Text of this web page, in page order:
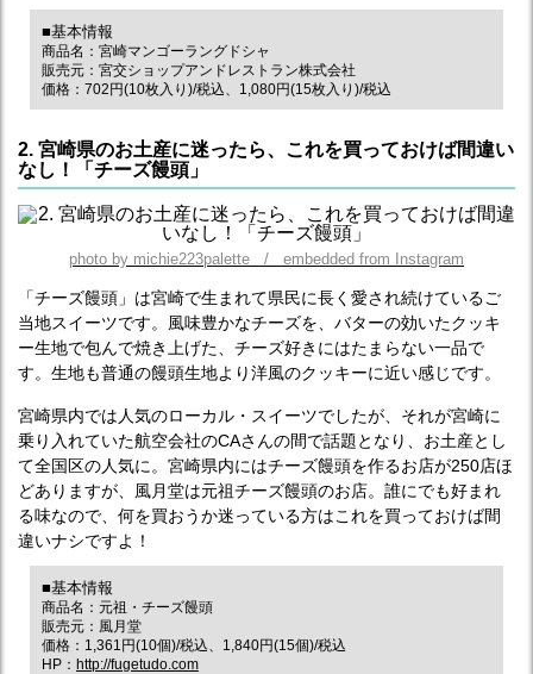
■基本情報
商品名：宮崎マンゴーラングドシャ
販売元：宮交ショップアンドレストラン株式会社
価格：702円(10枚入り)/税込、1,080円(15枚入り)/税込
2. 宮崎県のお土産に迷ったら、これを買っておけば間違い
なし！「チーズ饅頭」
photo by michie223palette / embedded from Instagram
「チーズ饅頭」は宮崎で生まれて県民に長く愛され続けているご
当地スイーツです。風味豊かなチーズを、バターの効いたクッキ
ー生地で包んで焼き上げた、チーズ好きにはたまらない一品で
す。生地も普通の饅頭生地より洋風のクッキーに近い感じです。
宮崎県内では人気のローカル・スイーツでしたが、それが宮崎に
乗り入れていた航空会社のCAさんの間で話題となり、お土産とし
て全国区の人気に。宮崎県内にはチーズ饅頭を作るお店が250店ほ
どありますが、風月堂は元祖チーズ饅頭のお店。誰にでも好まれ
る味なので、何を買おうか迷っている方はこれを買っておけば間
違いナシですよ！
■基本情報
商品名：元祖・チーズ饅頭
販売元：風月堂
価格：1,361円(10個)/税込、1,840円(15個)/税込
HP： http://fugetudo.com